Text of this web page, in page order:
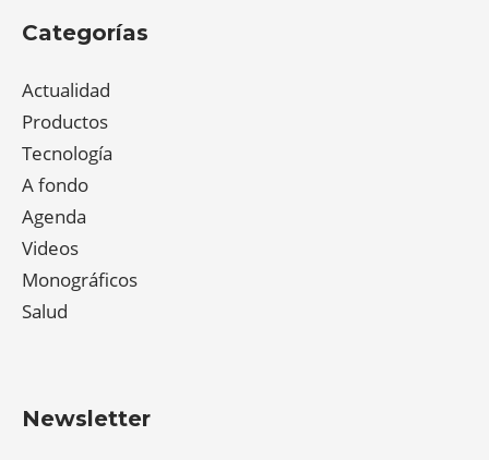
Categorías
Actualidad
Productos
Tecnología
A fondo
Agenda
Videos
Monográficos
Salud
Newsletter